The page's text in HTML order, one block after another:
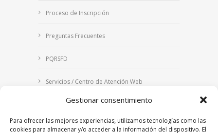
Gestionar consentimiento
Para ofrecer las mejores experiencias, utilizamos tecnologías como las
cookies para almacenar y/o acceder a la información del dispositivo. El
Proceso de Inscripción
Preguntas Frecuentes
PQRSFD
Servicios / Centro de Atención Web
Correo Institucional
Notificaciones judiciales